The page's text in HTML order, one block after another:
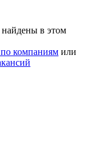
в этом
компаниям или